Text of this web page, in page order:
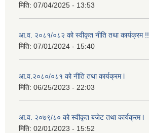
मिति: 07/04/2025 - 13:53
आ.व. २०८१/०८२ को स्वीकृत नीति तथा कार्यक्रम !!
मिति: 07/01/2024 - 15:40
आ.व.२०८०/०८१ को नीति तथा कार्यक्रम l
मिति: 06/25/2023 - 22:03
आ.व. २०७९/८० को स्वीकृत बजेट तथा कार्यक्रम l
मिति: 02/01/2023 - 15:52